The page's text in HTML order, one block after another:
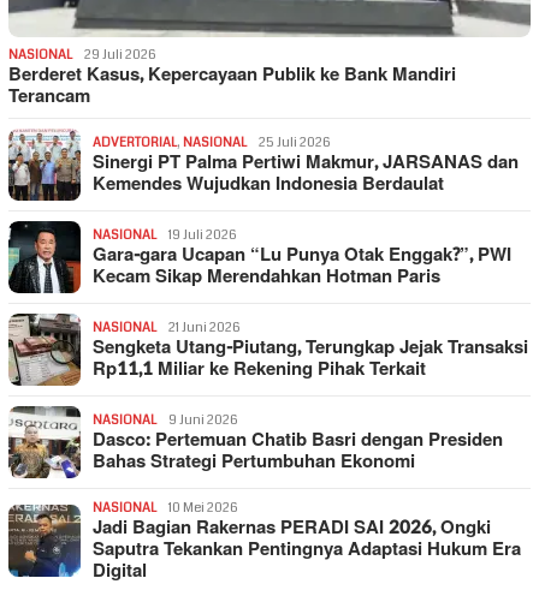
NASIONAL 29 Juli 2026
Berderet Kasus, Kepercayaan Publik ke Bank Mandiri
Terancam
ADVERTORIAL, NASIONAL 25 Juli 2026
Sinergi PT Palma Pertiwi Makmur, JARSANAS dan
Kemendes Wujudkan Indonesia Berdaulat
NASIONAL 19 Juli 2026
Gara-gara Ucapan “Lu Punya Otak Enggak?”, PWI
Kecam Sikap Merendahkan Hotman Paris
NASIONAL 21 Juni 2026
Sengketa Utang-Piutang, Terungkap Jejak Transaksi
Rp11,1 Miliar ke Rekening Pihak Terkait
NASIONAL 9 Juni 2026
Dasco: Pertemuan Chatib Basri dengan Presiden
Bahas Strategi Pertumbuhan Ekonomi
NASIONAL 10 Mei 2026
Jadi Bagian Rakernas PERADI SAI 2026, Ongki
Saputra Tekankan Pentingnya Adaptasi Hukum Era
Digital